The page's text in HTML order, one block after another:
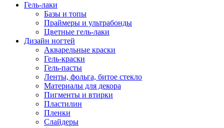
Гель-лаки
Базы и топы
Праймеры и ультрабонды
Цветные гель-лаки
Дизайн ногтей
Акварельные краски
Гель-краски
Гель-пасты
Ленты, фольга, битое стекло
Материалы для декора
Пигменты и втирки
Пластилин
Пленки
Слайдеры